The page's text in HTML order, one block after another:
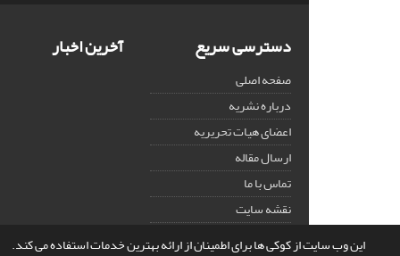
این وب سایت از کوکی ها برای اطمینان از ارائه بهترین خدمات استفاده می کند.
دسترسی سریع
صفحه اصلی
درباره نشریه
اعضای هیات تحریریه
ارسال مقاله
تماس با ما
نقشه سایت
آخرین اخبار